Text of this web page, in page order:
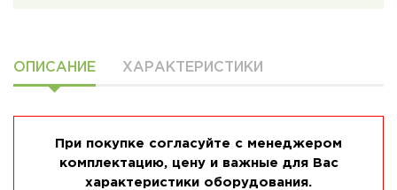
ОПИСАНИЕ ХАРАКТЕРИСТИКИ
При покупке согласуйте с менеджером
комплектацию, цену и важные для Вас
характеристики оборудования.